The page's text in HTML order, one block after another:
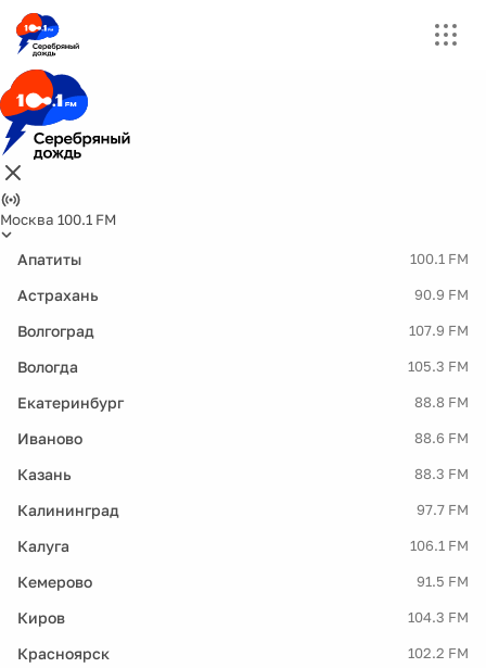
Москва 100.1 FM
Апатиты 100.1 FM
Астрахань 90.9 FM
Волгоград 107.9 FM
Вологда 105.3 FM
Екатеринбург 88.8 FM
Иваново 88.6 FM
Казань 88.3 FM
Калининград 97.7 FM
Калуга 106.1 FM
Кемерово 91.5 FM
Киров 104.3 FM
Красноярск 102.2 FM